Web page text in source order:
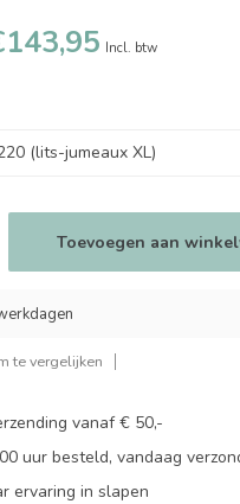
Incl. btw
Toevoegen aan
te vergelijken
vanaf € 50,-
uur besteld, vandaag
ervaring in slapen